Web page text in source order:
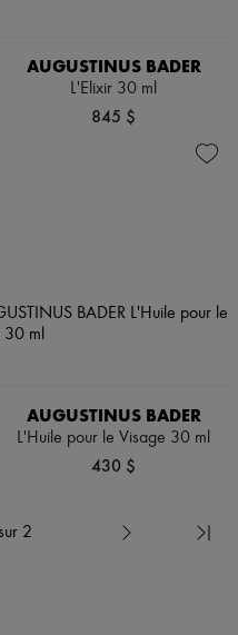
AUGUSTINUS BADER
L'Elixir 30 ml
845 $
AUGUSTINUS BADER
L'Huile pour le Visage 30 ml
430 $
2